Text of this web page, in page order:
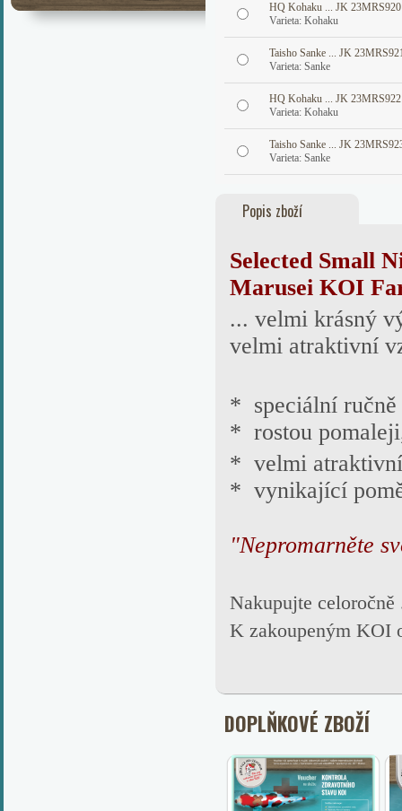
HQ Kohaku ... JK 23MRS920
Varieta: Kohaku
Taisho Sanke ... JK
Varieta: Sanke
HQ Kohaku ... JK 23MRS922
Varieta: Kohaku
Taisho Sanke ... JK
Varieta: Sanke
Popis zboží
Selected Small
Marusei KOI
... velmi krásný
velmi atraktivní
* speciální ručně
* rostou
* velmi
* vynikající
"Nepromarněte
Nakupujte
K zakoupeným KOI
DOPLŇKOVÉ ZBOŽÍ